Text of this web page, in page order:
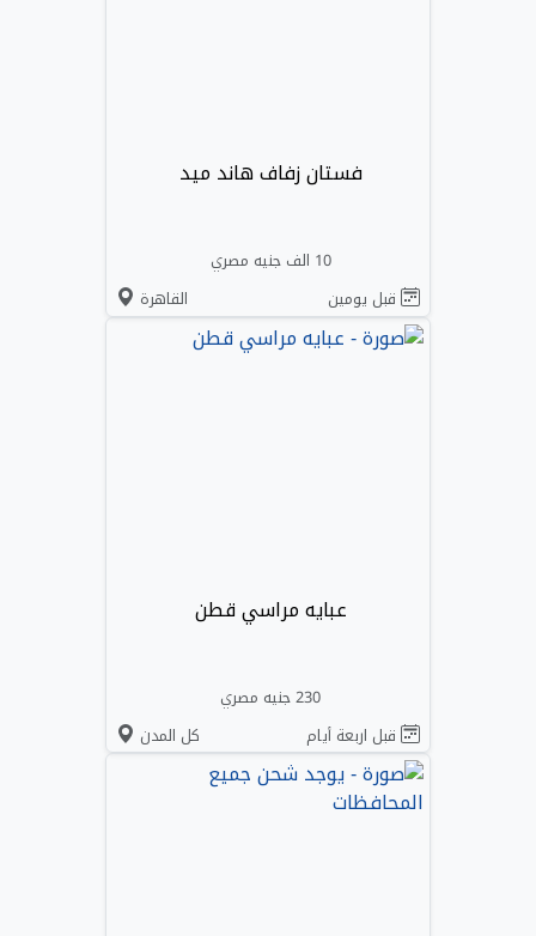
فستان زفاف هاند ميد
10 الف جنيه مصري
قبل يومين
القاهرة
عبايه مراسي قطن
230 جنيه مصري
قبل اربعة أيام
كل المدن